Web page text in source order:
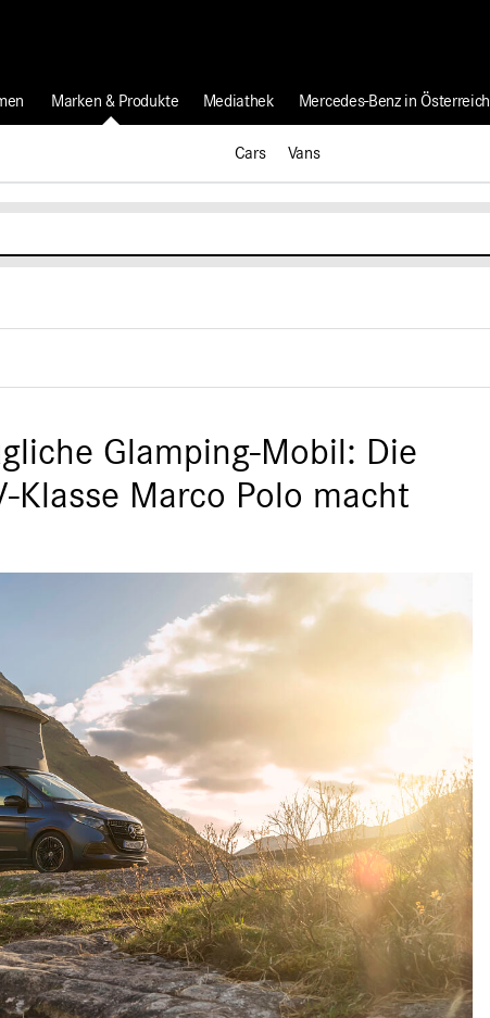
Marken & Produkte
Cars Vans
Mediathek Mercedes-Benz in Österreich
Glamping-Mobil: Die
Klasse Marco Polo macht